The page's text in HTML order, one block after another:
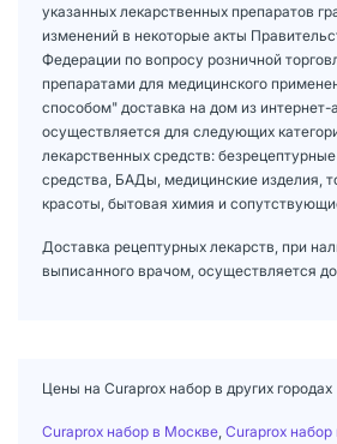
указанных лекарственных препаратов
изменений в некоторые акты
Федерации по вопросу розничной
препаратами для медицинского
способом" доставка на дом из интернет-
осуществляется для следующих
лекарственных средств:
средства, БАДы, медицинские изделия,
красоты, бытовая химия и
Доставка рецептурных лекарств, при
выписанного врачом, осуществляется
Цены на Curaprox набор в других городах
Curaprox набор в Москве Curaprox набор